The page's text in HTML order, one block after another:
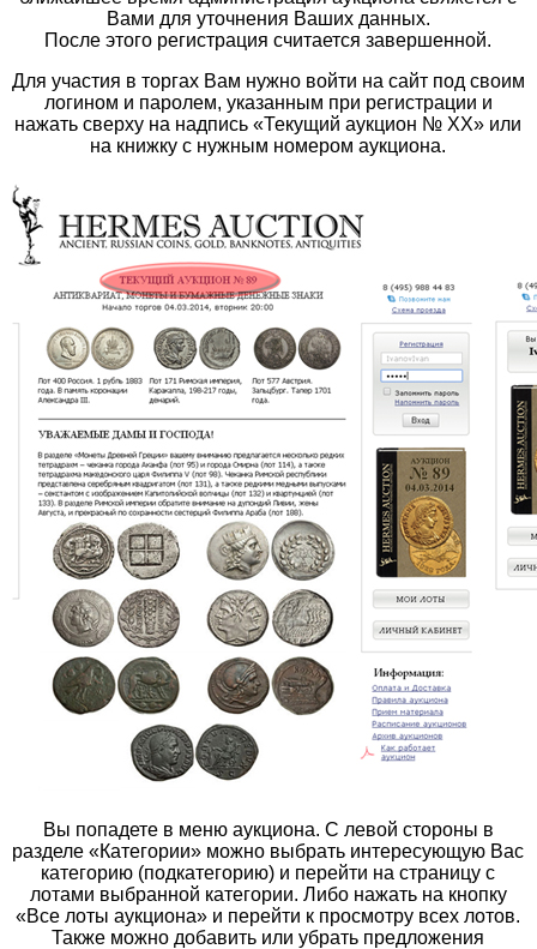
Вами для уточнения Ваших данных.
После этого регистрация считается завершенной.
Для участия в торгах Вам нужно войти на сайт под своим
логином и паролем, указанным при регистрации и
нажать сверху на надпись «Текущий аукцион № ХХ» или
на книжку с нужным номером аукциона.
Вы попадете в меню аукциона. С левой стороны в
разделе «Категории» можно выбрать интересующую Вас
категорию (подкатегорию) и перейти на страницу с
лотами выбранной категории. Либо нажать на кнопку
«Все лоты аукциона» и перейти к просмотру всех лотов.
Также можно добавить или убрать предложения